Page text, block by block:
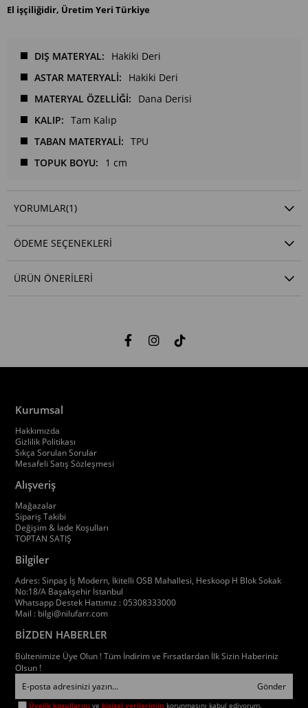
El işçiliğidir, Üretim Yeri Türkiye
DIŞ MATERYAL
Hakiki Deri
ASTAR MATERYALİ
Hakiki Deri
MATERYAL ÖZELLİĞİ
Dana Derisi
KALIP
Tam Kalıp
TABAN MATERYALİ
TPU
TOPUK BOYU
1 cm
YORUMLAR(1)
ÖDEME SEÇENEKLERI
ÜRÜN ÖNERILERI
Kurumsal
Hakkımızda
Gizlilik Politikası
Sıkça Sorulan Sorular
Mesafeli Satış Sözleşmesi
Alışveriş
Mağazalar
Sipariş Takibi
Değişim & İade Koşulları
TOPTAN SATIŞ
Bilgiler
Adres: Sinpaş İş Modern, İkitelli OSB Mahallesi, Heskoop H Blok Sokak
No:18/A Başakşehir İstanbul
Whatsapp Destek Hattımız : 05308333000
Mail : bilgi@nilufarr.com
BİZDEN HABERLER
Bültenimize Üye Olun ! Tüm İndirim ve Fırsatlardan İlk Sizin Haberiniz
Olsun !
Gönder
Üyelik koşullarını vekişisel verilerimin korunmasını kabul ediyorum.